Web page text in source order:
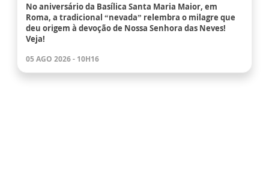
No aniversário da Basílica Santa Maria Maior, em
Roma, a tradicional “nevada” relembra o milagre que
deu origem à devoção de Nossa Senhora das Neves!
Veja!
05 AGO 2026 - 10H16